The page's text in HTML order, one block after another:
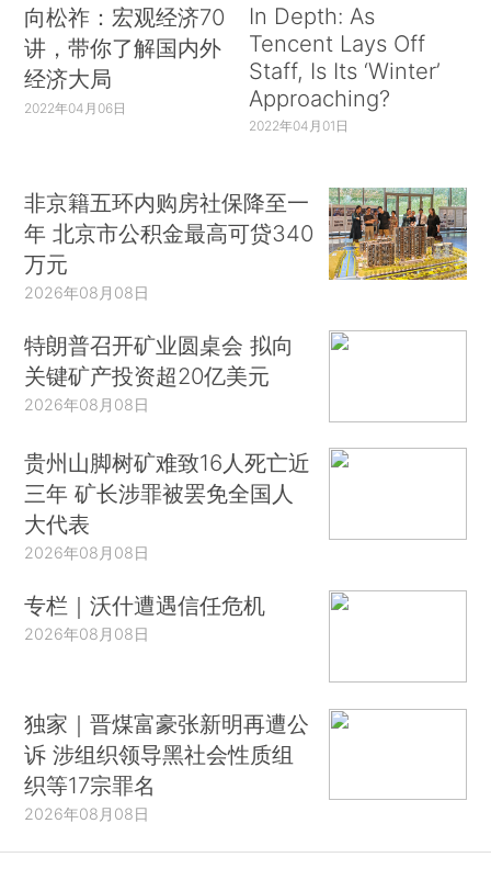
向松祚：宏观经济70
讲，带你了解国内外
经济大局
2022年04月06日
In Depth: As
Tencent Lays Off
Staff, Is Its ‘Winter’
Approaching?
2022年04月01日
非京籍五环内购房社保降至一
年 北京市公积金最高可贷340
万元
2026年08月08日
特朗普召开矿业圆桌会 拟向
关键矿产投资超20亿美元
2026年08月08日
贵州山脚树矿难致16人死亡近
三年 矿长涉罪被罢免全国人
大代表
2026年08月08日
专栏｜沃什遭遇信任危机
2026年08月08日
独家｜晋煤富豪张新明再遭公
诉 涉组织领导黑社会性质组
织等17宗罪名
2026年08月08日